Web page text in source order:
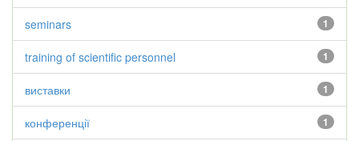
1
seminars
1
training of scientific personnel
1
виставки
1
конференції